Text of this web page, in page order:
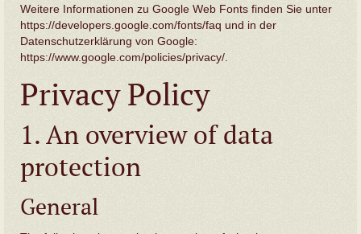
Weitere Informationen zu Google Web Fonts finden Sie unter
https://developers.google.com/fonts/faq und in der
Datenschutzerklärung von Google:
https://www.google.com/policies/privacy/
Privacy Policy
1. An overview of data
protection
General